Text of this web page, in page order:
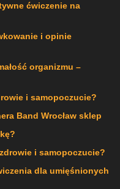
ćwiczenie na
i opinie
organizmu –
i samopoczucie?
Band Wrocław sklep
i samopoczucie?
dla umięśnionych